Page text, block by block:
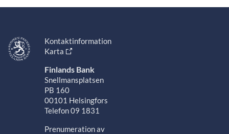
Kontaktinformation
Karta
Finlands Bank
Snellmansplatsen
PB 160
00101 Helsingfors
Telefon 09 1831
Prenumeration av